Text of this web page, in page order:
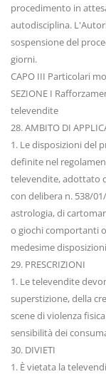
procedimento in
autodisciplina.
sospensione del
giorni.
CAPO III Particolari
SEZIONE I
televendite
28. AMBITO DI
1. Le disposizioni del
definite nel
televendite, adottato
con delibera n. 538/
astrologia, di
o giochi comportanti
medesime
29. PRESCRIZIONI
1. Le televendite
superstizione, della
scene di violenza
sensibilità dei
30. DIVIETI
1. È vietata la